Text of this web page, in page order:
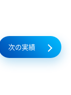
次の実績